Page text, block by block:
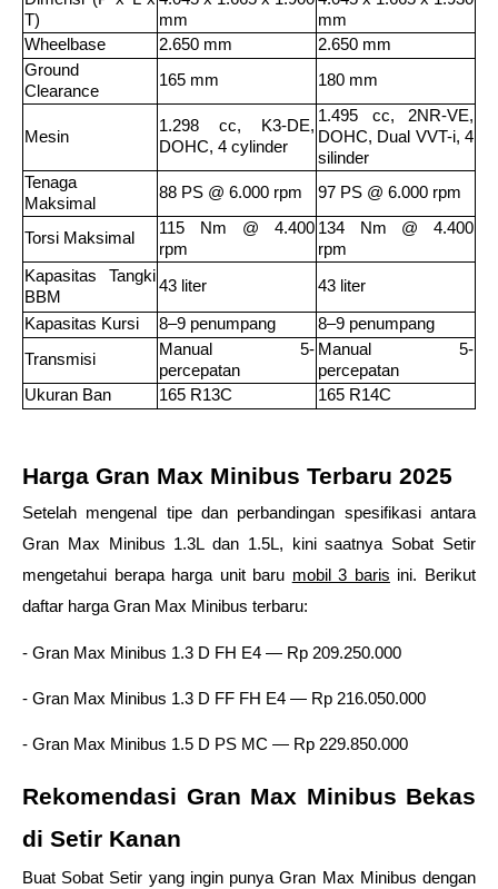
T)
mm
mm
Wheelbase
2.650 mm
2.650 mm
Ground
Clearance
165 mm 180 mm
Mesin
1.298 cc, K3-DE,
DOHC, 4 cylinder
1.495 cc, 2NR-VE,
DOHC, Dual VVT-i, 4
silinder
Tenaga
Maksimal
88 PS @ 6.000 rpm 97 PS @ 6.000 rpm
Torsi Maksimal
115 Nm @ 4.400
rpm
134 Nm @ 4.400
rpm
Kapasitas Tangki
BBM
43 liter 43 liter
Kapasitas Kursi 8–9 penumpang
8–9 penumpang
Transmisi
Manual 5-
percepatan
Manual 5-
percepatan
Ukuran Ban
165 R13C 165 R14C
Harga Gran Max Minibus Terbaru 2025
Setelah mengenal tipe dan perbandingan spesifikasi antara
Gran Max Minibus 1.3L dan 1.5L, kini saatnya Sobat Setir
mengetahui berapa harga unit baru mobil 3 baris ini. Berikut
daftar harga Gran Max Minibus terbaru:
- Gran Max Minibus 1.3 D FH E4 — Rp 209.250.000
- Gran Max Minibus 1.3 D FF FH E4 — Rp 216.050.000
- Gran Max Minibus 1.5 D PS MC — Rp 229.850.000
Rekomendasi Gran Max Minibus Bekas
di Setir Kanan
Buat Sobat Setir yang ingin punya Gran Max Minibus dengan